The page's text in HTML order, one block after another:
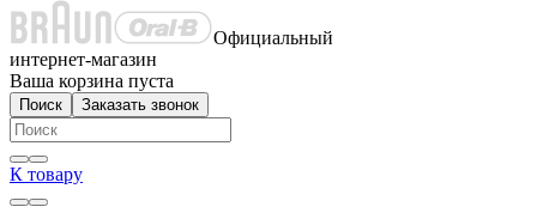
Официальный
интернет-магазин
Ваша корзина пуста
Поиск Заказать звонок
К товару